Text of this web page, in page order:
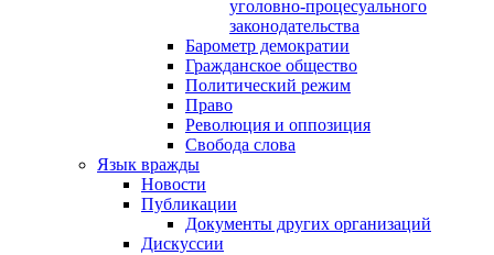
уголовно-процесуального
законодательства
Барометр демократии
Гражданское общество
Политический режим
Право
Революция и оппозиция
Свобода слова
Язык вражды
Новости
Публикации
Документы других организаций
Дискуссии